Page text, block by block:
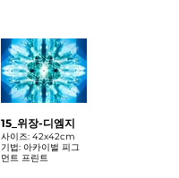
15_위장-디엠지
사이즈: 42x42cm
기법: 아카이벌 피그
먼트 프린트